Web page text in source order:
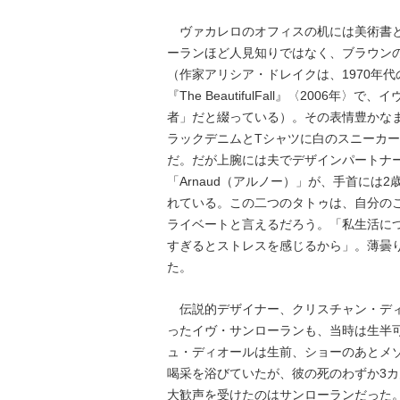
ヴァカレロのオフィスの机には美術書
ーランほど人見知りではなく、ブラウ
（作家アリシア・ドレイクは、1970年
『The BeautifulFall』〈2006年〉で、
者」だと綴っている）。その表情豊かな
ラックデニムとTシャツに白のスニーカ
だ。だが上腕には夫でデザインパートナ
「Arnaud（アルノー）」が、手首には
れている。この二つのタトゥは、自分の
ライベートと言えるだろう。「私生活
すぎるとストレスを感じるから」。薄曇
た。
伝説的デザイナー、クリスチャン・デ
ったイヴ・サンローランも、当時は生
ュ・ディオールは生前、ショーのあと
喝采を浴びていたが、彼の死のわずか3
大歓声を受けたのはサンローランだっ